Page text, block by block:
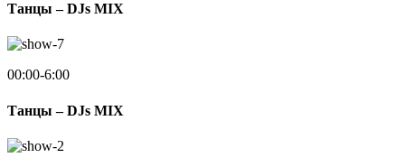
Танцы – DJs MIX
00:00-6:00
Танцы – DJs MIX